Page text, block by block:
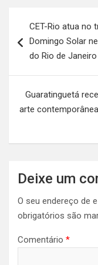
de
Post
CET-Rio atua no
Domingo Solar
do Rio de Janeiro
Guaratinguetá
arte
Deixe um
O seu endereço de
obrigatórios são
Comentário *